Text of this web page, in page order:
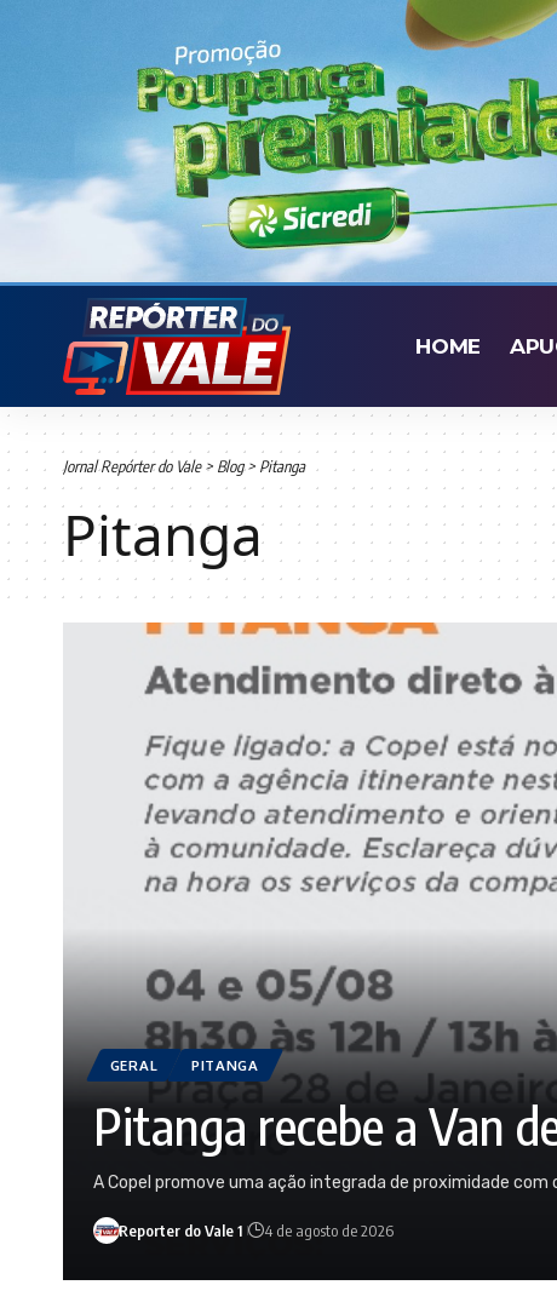
HOME
Jornal Repórter do Vale> Blog> Pitanga
Pitanga
GERAL PITANGA
Pitanga recebe a Van
A Copel promove uma ação integrada de proximidade
Reporter do Vale 1 4 de agosto de 2026